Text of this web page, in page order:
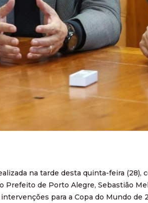
na tarde desta quinta-feira
Prefeito de Porto Alegre, Sebastião
para a Copa do Mundo de